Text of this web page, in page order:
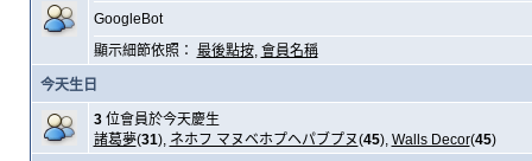
GoogleBot
顯示細節依照： 最後點按, 會員名稱
今天生日
3位會員於今天慶生
諸葛夢(31), ネホフ マヌベホプヘパブプヌ(45), Walls Decor(45)